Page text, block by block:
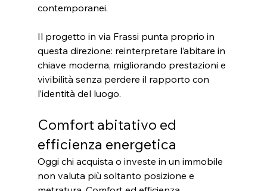
contemporanei.
Il progetto in via Frassi punta proprio in
questa direzione: reinterpretare l’abitare in
chiave moderna, migliorando prestazioni e
vivibilità senza perdere il rapporto con
l’identità del luogo.
Comfort abitativo ed
efficienza energetica
Oggi chi acquista o investe in un immobile
non valuta più soltanto posizione e